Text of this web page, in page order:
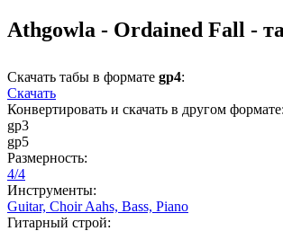
Athgowla - Ordained Fall -
Скачать табы в формате gp4:
Скачать
Конвертировать и скачать в другом формате:
gp3
gp5
Размерность:
4/4
Инструменты:
Guitar, Choir Aahs, Bass, Piano
Гитарный строй: